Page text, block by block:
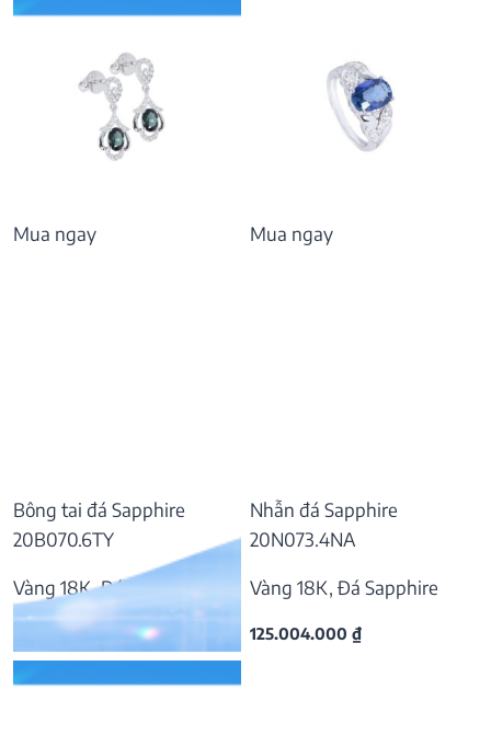
Mua ngay
Bông tai đá Sapphire
20B070.6TY
Vàng 18K, Đá Sapphire
57.169.000₫
Mua ngay
Nhẫn đá Sapphire
20N073.4NA
Vàng 18K, Đá Sapphire
125.004.000 ₫